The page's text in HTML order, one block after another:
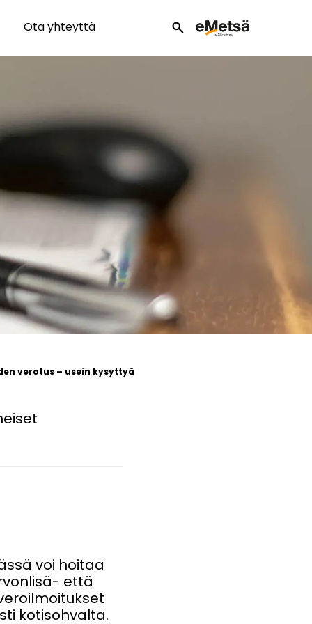
Ota yhteyttä search
verotus – usein kysyttyä
voi hoitaa
että
kotisohvalta.